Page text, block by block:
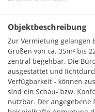
Objektbeschreibung
Zur Vermietung gelangen
Größen von ca. 35m² bis
zentral begehbar. Die
ausgestattet und
Verfügbarkeit - können
sind ein Schau- bzw.
nutzbar. Der angegebene